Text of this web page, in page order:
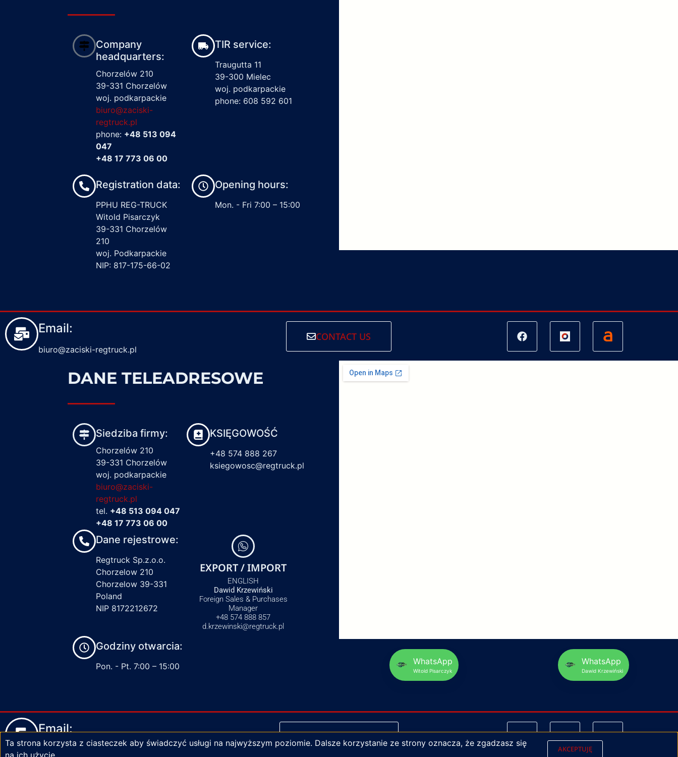
Company
headquarters:
Chorzelów 210
39-331 Chorzelów
woj. podkarpackie
biuro@zaciski-
regtruck.pl
phone: +48 513 094
047
+48 17 773 06 00
TIR service:
Traugutta 11
39-300 Mielec
woj. podkarpackie
phone: 608 592 601
Registration data:
PPHU REG-TRUCK
Witold Pisarczyk
39-331 Chorzelów
210
woj. Podkarpackie
NIP: 817-175-66-02
Opening hours:
Mon. - Fri 7:00 – 15:00
Email:
biuro@zaciski-regtruck.pl
CONTACT US
DANE TELEADRESOWE
Siedziba firmy:
Chorzelów 210
39-331 Chorzelów
woj. podkarpackie
biuro@zaciski-
regtruck.pl
tel. +48 513 094 047
+48 17 773 06 00
KSIĘGOWOŚĆ
+48 574 888 267
ksiegowosc@regtruck.pl
Dane rejestrowe:
Regtruck Sp.z.o.o.
Chorzelow 210
Chorzelow 39-331
Poland
NIP 8172212672
EXPORT / IMPORT
ENGLISH
Dawid Krzewiński
Foreign Sales & Purchases
Manager
+48 574 888 857
d.krzewinski@regtruck.pl
Godziny otwarcia:
Pon. - Pt. 7:00 – 15:00
WhatsApp
Witold Pisarczyk
WhatsApp
Dawid Krzewiński
Email:
biuro@zaciski-regtruck.pl
NAPISZ DO NAS
Ta strona korzysta z ciasteczek aby świadczyć usługi na najwyższym poziomie. Dalsze korzystanie ze strony oznacza, że zgadzasz się
na ich użycie
AKCEPTUJĘ